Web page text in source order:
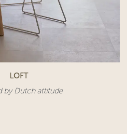
LOFT
by Dutch attitude​